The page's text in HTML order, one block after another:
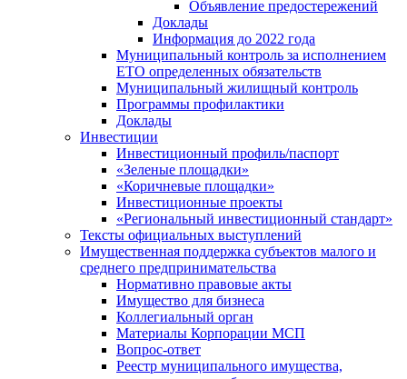
Объявление предостережений
Доклады
Информация до 2022 года
Муниципальный контроль за исполнением
ЕТО определенных обязательств
Муниципальный жилищный контроль
Программы профилактики
Доклады
Инвестиции
Инвестиционный профиль/паспорт
«Зеленые площадки»
«Коричневые площадки»
Инвестиционные проекты
«Региональный инвестиционный стандарт»
Тексты официальных выступлений
Имущественная поддержка субъектов малого и
среднего предпринимательства
Нормативно правовые акты
Имущество для бизнеса
Коллегиальный орган
Материалы Корпорации МСП
Вопрос-ответ
Реестр муниципального имущества,